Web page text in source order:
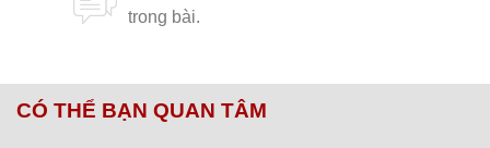
CÓ THỂ BẠN QUAN TÂM